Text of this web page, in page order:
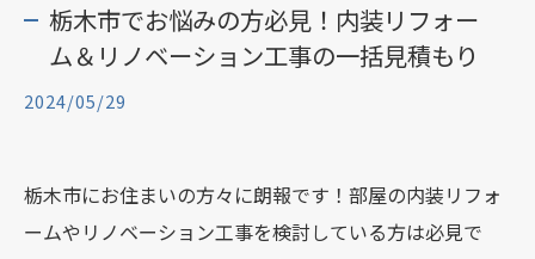
栃木市でお悩みの方必見！内装リフォー
ム＆リノベーション工事の一括見積もり
2024/05/29
栃木市にお住まいの方々に朗報です！部屋の内装リフォ
ームやリノベーション工事を検討している方は必見で